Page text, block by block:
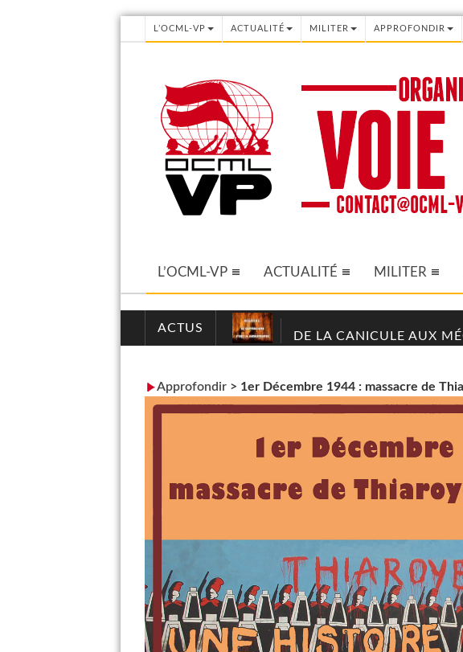
L’OCML-VP ACTUALITÉ MILITER APPROFONDIR
L’OCML-VP ACTUALITÉ MILITER
ACTUS
DE LA CANICULE AUX
Approfondir> 1er Décembre 1944 : massacre de